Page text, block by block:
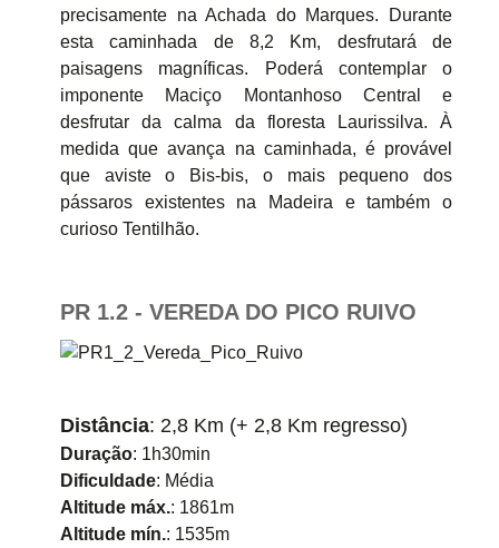
precisamente na Achada do Marques. Durante
esta caminhada de 8,2 Km, desfrutará de
paisagens magníficas. Poderá contemplar o
imponente Maciço Montanhoso Central e
desfrutar da calma da floresta Laurissilva. À
medida que avança na caminhada, é provável
que aviste o Bis-bis, o mais pequeno dos
pássaros existentes na Madeira e também o
curioso Tentilhão.
PR 1.2 - VEREDA DO PICO RUIVO
Distância: 2,8 Km (+ 2,8 Km regresso)
Duração: 1h30min
Dificuldade: Média
Altitude máx.: 1861m
Altitude mín.: 1535m